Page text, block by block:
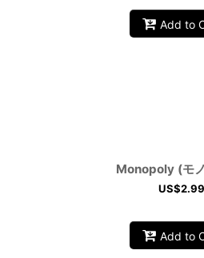
Add to
Monopoly (モ
US$2.99
Add to